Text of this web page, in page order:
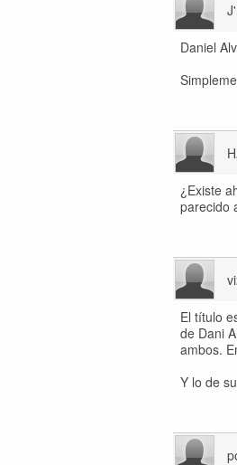
Daniel
¿Existe
parecido
El título
de Dani
ambos.
Y lo de